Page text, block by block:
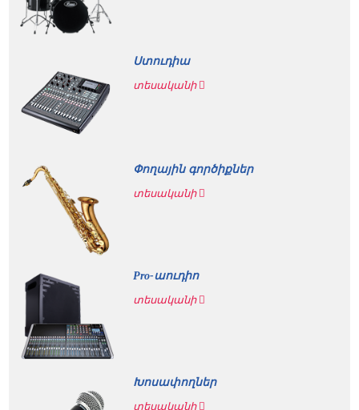
Ստուդիա
տեսականի
Փողային գործիքներ
տեսականի
Pro-աուդիո
տեսականի
Խոսափողներ
տեսականի